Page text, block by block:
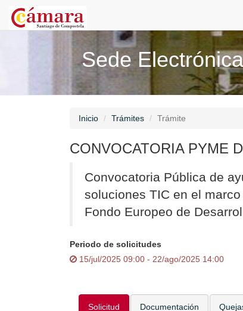
Sede Electrónica
Inicio Trámites Trámite
CONVOCATORIA PYME
Convocatoria Pública de
soluciones TIC en el
Fondo Europeo de
Periodo de solicitudes
15/jul/2025 09:00 - 22/ago/2025 14:00
Solicitud Documentación